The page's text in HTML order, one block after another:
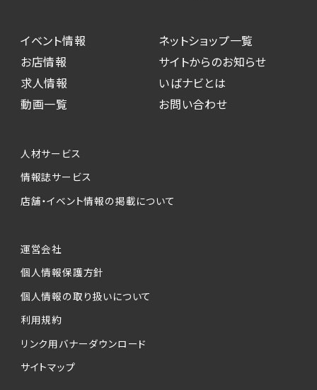
イベント情報
お店情報
求人情報
動画一覧
ネットショップ一覧
サイトからのお知らせ
いばナビとは
お問い合わせ
人材サービス
情報誌サービス
店舗・イベント情報の掲載について
運営会社
個人情報保護方針
個人情報の取り扱いについて
利用規約
リンク用バナーダウンロード
サイトマップ